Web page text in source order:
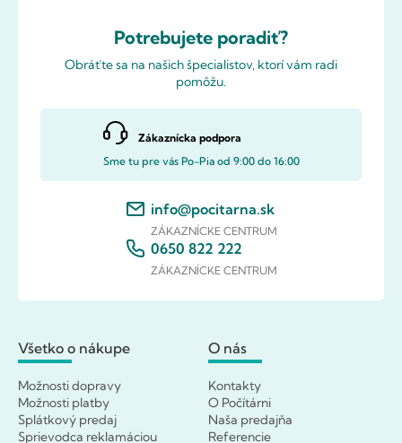
Potrebujete poradiť?
Obráťte sa na našich špecialistov, ktorí vám radi
pomôžu.
Zákaznícka podpora
Sme tu pre vás Po-Pia od 9:00 do 16:00
info@pocitarna.sk
ZÁKAZNÍCKE CENTRUM
0650 822 222
ZÁKAZNÍCKE CENTRUM
Všetko o nákupe
Možnosti dopravy
Možnosti platby
Splátkový predaj
Sprievodca reklamáciou
O nás
Kontakty
O Počítárni
Naša predajňa
Referencie